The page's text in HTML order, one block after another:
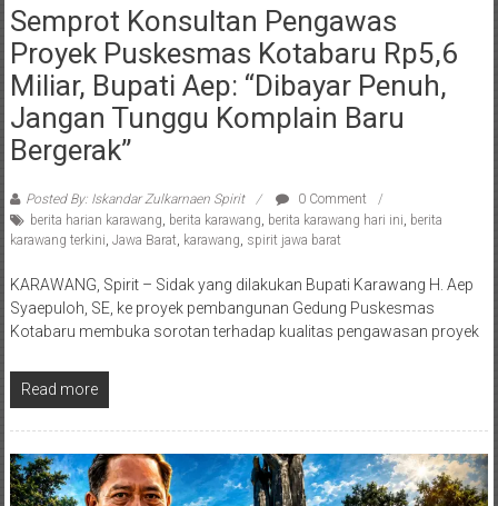
Semprot Konsultan Pengawas
Proyek Puskesmas Kotabaru Rp5,6
Miliar, Bupati Aep: “Dibayar Penuh,
Jangan Tunggu Komplain Baru
Bergerak”
Posted By: Iskandar Zulkarnaen Spirit
0 Comment
berita harian karawang, berita karawang, berita karawang hari ini, berita
karawang terkini, Jawa Barat, karawang, spirit jawa barat
KARAWANG, Spirit – Sidak yang dilakukan Bupati Karawang H. Aep
Syaepuloh, SE, ke proyek pembangunan Gedung Puskesmas
Kotabaru membuka sorotan terhadap kualitas pengawasan proyek
Read more